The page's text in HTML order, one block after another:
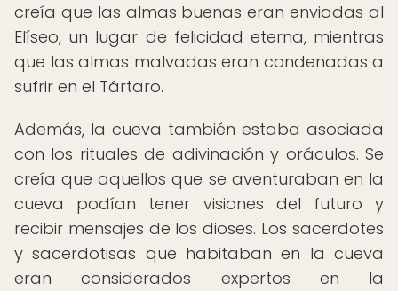
creía que las almas buenas eran enviadas al
Elíseo, un lugar de felicidad eterna, mientras
que las almas malvadas eran condenadas a
sufrir en el Tártaro.
Además, la cueva también estaba asociada
con los rituales de adivinación y oráculos. Se
creía que aquellos que se aventuraban en la
cueva podían tener visiones del futuro y
recibir mensajes de los dioses. Los sacerdotes
y sacerdotisas que habitaban en la cueva
eran considerados expertos en la